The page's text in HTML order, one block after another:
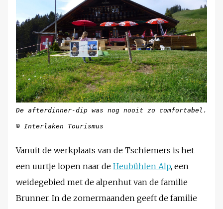
De afterdinner-dip was nog nooit zo comfortabel.
© Interlaken Tourismus
Vanuit de werkplaats van de Tschiemers is het
een uurtje lopen naar de Heubühlen Alp, een
weidegebied met de alpenhut van de familie
Brunner. In de zomermaanden geeft de familie